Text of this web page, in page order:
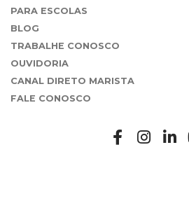
PARA ESCOLAS
BLOG
TRABALHE CONOSCO
OUVIDORIA
CANAL DIRETO MARISTA
FALE CONOSCO